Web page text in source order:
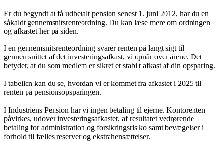
Er du begyndt at få udbetalt pension senest 1. juni 2012, har du en
såkaldt gennemsnitsrenteordning. Du kan læse mere om ordningen
og afkastet her på siden.
I en gennemsnitsrenteordning svarer renten på langt sigt til
gennemsnittet af det investeringsafkast, vi opnår over årene. Det
betyder, at du som medlem er sikret et stabilt afkast af din opsparing.
I tabellen kan du se, hvordan vi er kommet fra afkastet i 2025 til
renten på pensionsopsparingen.
I Industriens Pension har vi ingen betaling til ejerne. Kontorenten
påvirkes, udover investeringsafkastet, af resultatet vedrørende
betaling for administration og forsikringsrisiko samt bevægelser i
forhold til fælles reserver og ekstrahensættelser.